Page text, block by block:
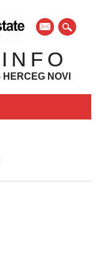
mail
NOVI